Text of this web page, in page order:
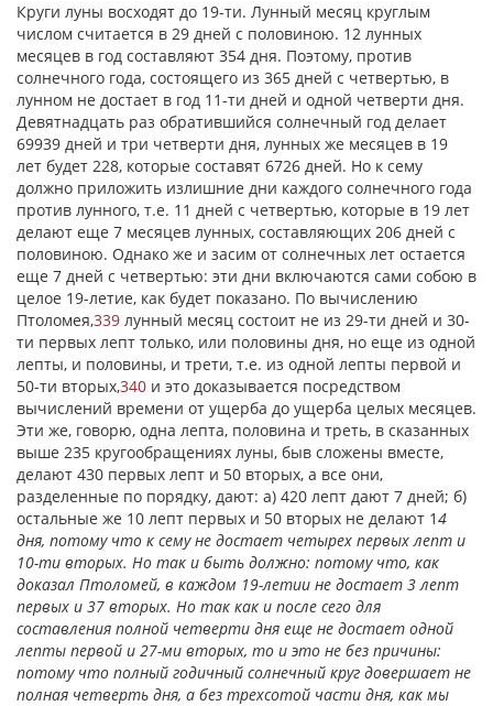
Круги луны восходят до 19-ти. Лунный месяц круглым
числом считается в 29 дней с половиною. 12 лунных
месяцев в год составляют 354 дня. Поэтому, против
солнечного года, состоящего из 365 дней с четвертью, в
лунном не достает в год 11-ти дней и одной четверти дня.
Девятнадцать раз обратившийся солнечный год делает
69939 дней и три четверти дня, лунных же месяцев в 19
лет будет 228, которые составят 6726 дней. Но к сему
должно приложить излишние дни каждого солнечного года
против лунного, т.е. 11 дней с четвертью, которые в 19 лет
делают еще 7 месяцев лунных, составляющих 206 дней с
половиною. Однако же и засим от солнечных лет остается
еще 7 дней с четвертью: эти дни включаются сами собою в
целое 19-летие, как будет показано. По вычислению
Птоломея,339 лунный месяц состоит не из 29-ти дней и 30-
ти первых лепт только, или половины дня, но еще из одной
лепты, и половины, и трети, т.е. из одной лепты первой и
50-ти вторых,340 и это доказывается посредством
вычислений времени от ущерба до ущерба целых месяцев.
Эти же, говорю, одна лепта, половина и треть, в сказанных
выше 235 кругообращениях луны, быв сложены вместе,
делают 430 первых лепт и 50 вторых, а все они,
разделенные по порядку, дают: а) 420 лепт дают 7 дней; б)
остальные же 10 лепт первых и 50 вторых не делают 14
дня, потому что к сему не достает четырех первых лепт и
10-ти вторых. Но так и быть должно: потому что, как
доказал Птоломей, в каждом 19-летии не достает 3 лепт
первых и 37 вторых. Но так как и после сего для
составления полной четверти дня еще не достает одной
лепты первой и 27-ми вторых, то и это не без причины:
потому что полный годичный солнечный круг довершает не
полная четверть дня, а без трехсотой части дня, как мы